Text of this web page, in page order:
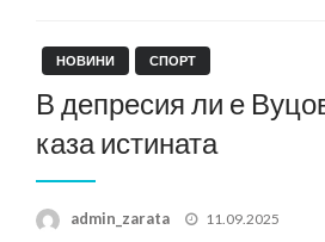
НОВИНИ СПОРТ
В депресия ли е
каза истината
admin_zarata
Posted
11.09.2025